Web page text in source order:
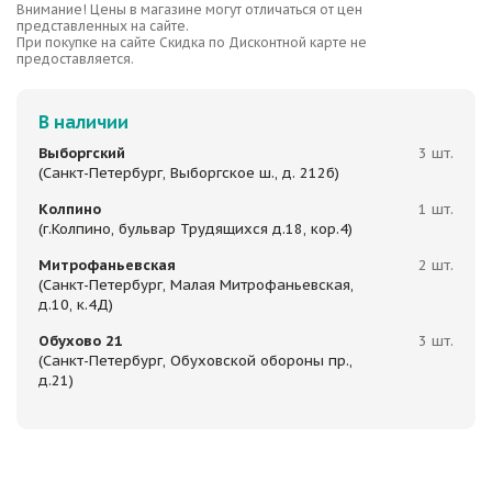
Внимание! Цены в магазине могут отличаться от цен
представленных на сайте.
При покупке на сайте Скидка по Дисконтной карте не
предоставляется.
В наличии
Выборгский
(Санкт-Петербург, Выборгское ш., д. 212б)
3 шт.
Колпино
(г.Колпино, бульвар Трудящихся д.18, кор.4)
1 шт.
Митрофаньевская
(Санкт-Петербург, Малая Митрофаньевская,
д.10, к.4Д)
2 шт.
Обухово 21
(Санкт-Петербург, Обуховской обороны пр.,
д.21)
3 шт.